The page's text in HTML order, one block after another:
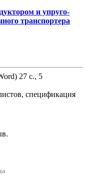
и упруго-
транспортера
27 с., 5
спецификация